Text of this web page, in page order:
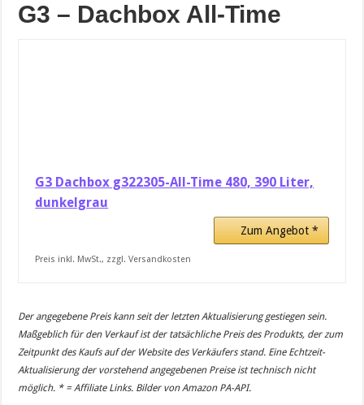
G3 – Dachbox All-Time
G3 Dachbox g322305-All-Time 480, 390 Liter,
dunkelgrau
Zum Angebot *
Preis inkl. MwSt., zzgl. Versandkosten
Der angegebene Preis kann seit der letzten Aktualisierung gestiegen sein.
Maßgeblich für den Verkauf ist der tatsächliche Preis des Produkts, der zum
Zeitpunkt des Kaufs auf der Website des Verkäufers stand. Eine Echtzeit-
Aktualisierung der vorstehend angegebenen Preise ist technisch nicht
möglich. * = Affiliate Links. Bilder von Amazon PA-API.